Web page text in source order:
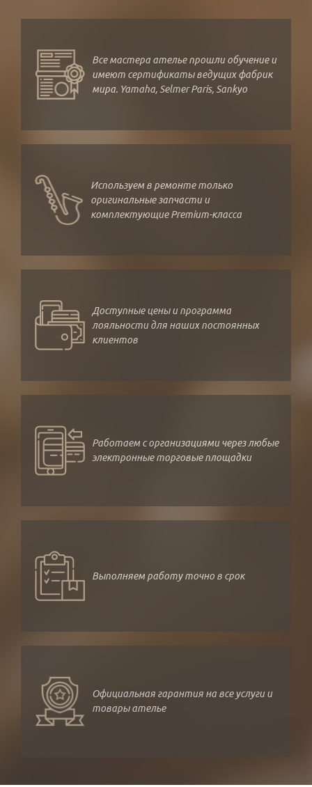
Все мастера ателье прошли обучение и
имеют сертификаты ведущих фабрик
мира. Yamaha, Selmer Paris, Sankyo
Используем в ремонте только
оригинальные запчасти и
комплектующие Premium-класса
Доступные цены и программа
лояльности для наших постоянных
клиентов
Работаем с организациями через любые
электронные торговые площадки
Выполняем работу точно в срок
Официальная гарантия на все услуги и
товары ателье